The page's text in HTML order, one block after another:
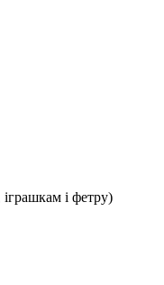
іграшкам і фетру)